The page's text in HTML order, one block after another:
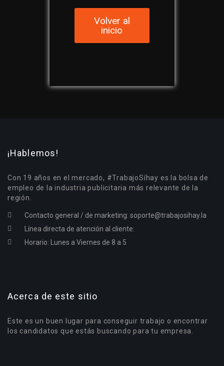
Volver al
inicio
¡Hablemos!
Con 19 años en el mercado, #TrabajoSíhay es la bolsa de
empleo de la industria publicitaria más relevante de la
región.
Contacto general / de marketing: soporte@trabajosihay.la
Línea directa de atención al cliente:
Horario: Lunes a Viernes de 8 a 5
Acerca de este sitio
Este es un buen lugar para conseguir trabajo o encontrar
los candidatos que estás buscando para tu empresa.